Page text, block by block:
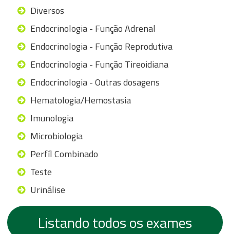
Diversos
Endocrinologia - Função Adrenal
Endocrinologia - Função Reprodutiva
Endocrinologia - Função Tireoidiana
Endocrinologia - Outras dosagens
Hematologia/Hemostasia
Imunologia
Microbiologia
Perfíl Combinado
Teste
Urinálise
Listando todos os exames